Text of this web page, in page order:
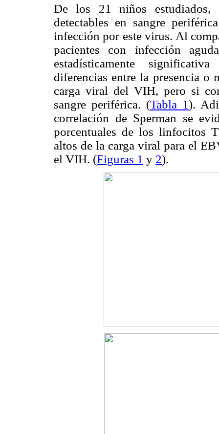
De los 21 niños estudiados,
detectables en sangre
infección por este virus. Al
pacientes con infección
estadísticamente
diferencias entre la presencia o
carga viral del VIH, pero si
sangre periférica. (Tabla 1).
correlación de Sperman se
porcentuales de los linfocitos
altos de la carga viral para el
el VIH. (Figuras 1 y 2).